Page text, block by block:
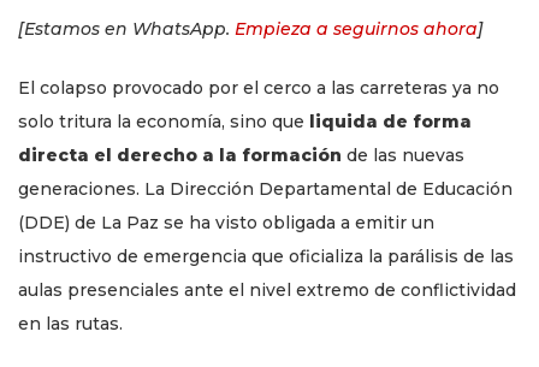
[Estamos en WhatsApp. Empieza a seguirnos ahora]
El colapso provocado por el cerco a las carreteras ya no
solo tritura la economía, sino que liquida de forma
directa el derecho a la formación de las nuevas
generaciones. La Dirección Departamental de Educación
(DDE) de La Paz se ha visto obligada a emitir un
instructivo de emergencia que oficializa la parálisis de las
aulas presenciales ante el nivel extremo de conflictividad
en las rutas.